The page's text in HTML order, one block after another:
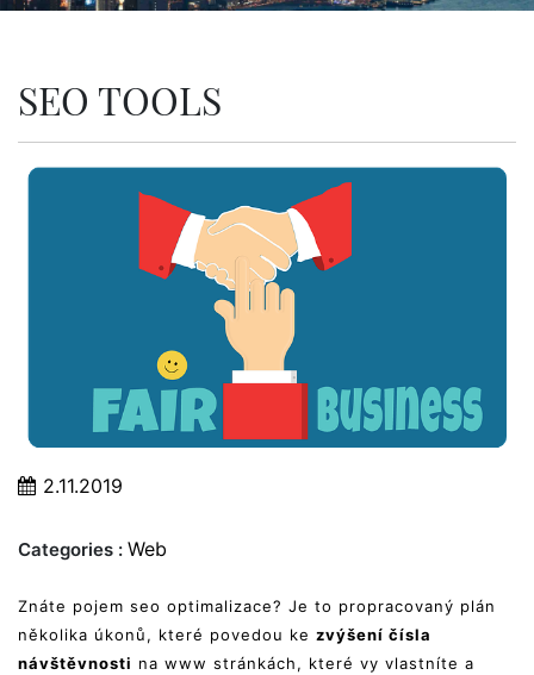
SEO TOOLS
2.11.2019
Categories : Web
Znáte pojem seo optimalizace? Je to propracovaný plán
několika úkonů, které povedou ke zvýšení čísla
návštěvnosti na www stránkách, které vy vlastníte a